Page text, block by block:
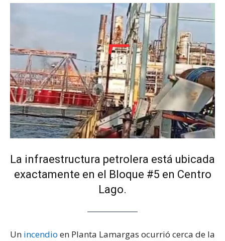
La infraestructura petrolera está ubicada
exactamente en el Bloque #5 en Centro
Lago.
Un incendio en Planta Lamargas ocurrió cerca de la